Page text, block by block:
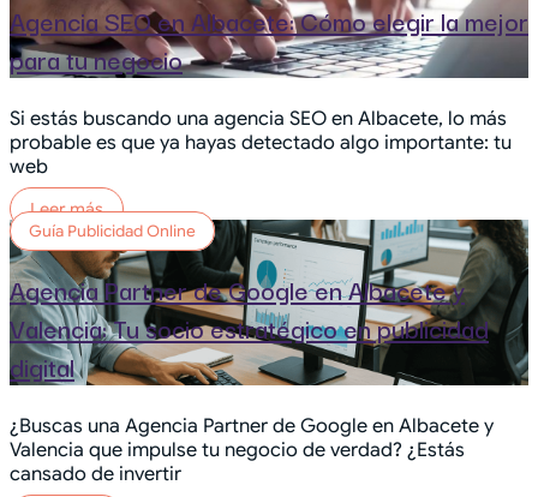
Agencia SEO en Albacete: Cómo elegir la mejor
para tu negocio
Si estás buscando una agencia SEO en Albacete, lo más
probable es que ya hayas detectado algo importante: tu
web
Leer más
Guía Publicidad Online
Agencia Partner de Google en Albacete y
Valencia: Tu socio estratégico en publicidad
digital
¿Buscas una Agencia Partner de Google en Albacete y
Valencia que impulse tu negocio de verdad? ¿Estás
cansado de invertir